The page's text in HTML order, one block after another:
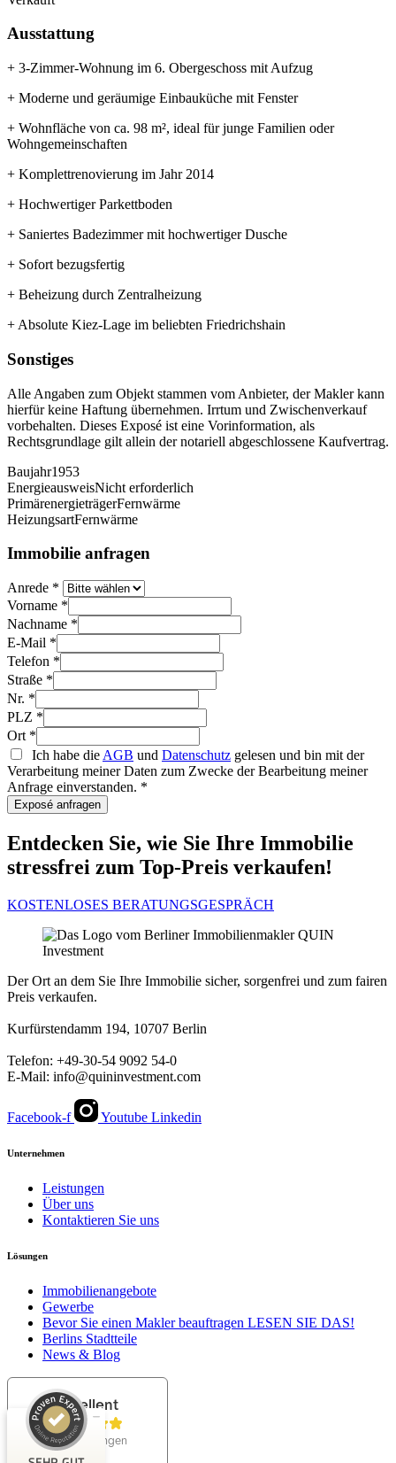
Ausstattung
+ 3-Zimmer-Wohnung im 6. Obergeschoss mit Aufzug
+ Moderne und geräumige Einbauküche mit Fenster
+ Wohnfläche von ca. 98 m², ideal für junge Familien oder
Wohngemeinschaften
+ Komplettrenovierung im Jahr 2014
+ Hochwertiger Parkettboden
+ Saniertes Badezimmer mit hochwertiger Dusche
+ Sofort bezugsfertig
+ Beheizung durch Zentralheizung
+ Absolute Kiez-Lage im beliebten Friedrichshain
Sonstiges
Alle Angaben zum Objekt stammen vom Anbieter, der Makler kann
hierfür keine Haftung übernehmen. Irrtum und Zwischenverkauf
vorbehalten. Dieses Exposé ist eine Vorinformation, als
Rechtsgrundlage gilt allein der notariell abgeschlossene Kaufvertrag.
Baujahr1953
EnergieausweisNicht erforderlich
PrimärenergieträgerFernwärme
HeizungsartFernwärme
Immobilie anfragen
Anrede *
Vorname *
Nachname *
E-Mail *
Telefon *
Straße *
Nr. *
PLZ *
Ort *
Ich habe die AGB und Datenschutz gelesen und bin mit der
Verarbeitung meiner Daten zum Zwecke der Bearbeitung meiner
Anfrage einverstanden. *
Exposé anfragen
Entdecken Sie, wie Sie Ihre Immobilie
stressfrei zum Top-Preis verkaufen!
KOSTENLOSES BERATUNGSGESPRÄCH
Der Ort an dem Sie Ihre Immobilie sicher, sorgenfrei und zum fairen
Preis verkaufen.
Kurfürstendamm 194, 10707 Berlin
Telefon: +49-30-54 9092 54-0
E-Mail: info@quininvestment.com
Facebook-f Youtube Linkedin
Unternehmen
Leistungen
Über uns
Kontaktieren Sie uns
Lösungen
Immobilienangebote
Gewerbe
Bevor Sie einen Makler beauftragen LESEN SIE DAS!
Berlins Stadtteile
News & Blog
QUIN Real Estate Investment GmbH
SEHR GUT
4,98 / 5,00
150
Bewertungen von 2
anderen Quellen